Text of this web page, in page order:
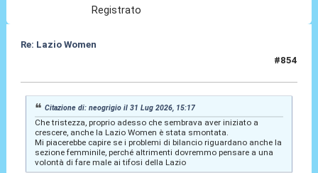
Registrato
Re: Lazio Women
#854
Citazione di: neogrigio il 31 Lug 2026, 15:17
Che tristezza, proprio adesso che sembrava aver iniziato a
crescere, anche la Lazio Women è stata smontata.
Mi piacerebbe capire se i problemi di bilancio riguardano anche la
sezione femminile, perché altrimenti dovremmo pensare a una
volontà di fare male ai tifosi della Lazio